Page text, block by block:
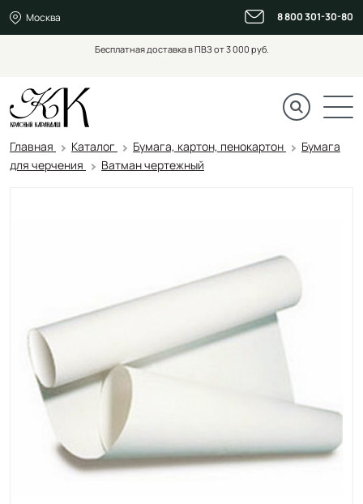
Москва 8 800 301-30-80
Бесплатная доставка в ПВЗ от 3 000 руб.
Главная Каталог Бумага, картон, пенокартон
Бумага
для черчения
Ватман чертежный